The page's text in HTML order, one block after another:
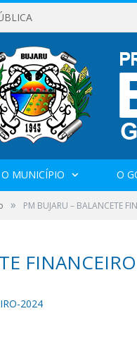
O MUNICÍPIO O
» PM BUJARU – BALANCETE
2024